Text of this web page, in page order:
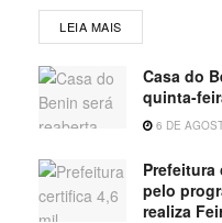
LEIA MAIS
Casa do
quinta-
6 DE
pelo
realiza